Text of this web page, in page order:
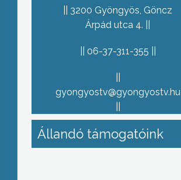
3200 Gyöngyös, Göncz
Árpád utca 4.
06-37-311-355
gyongyostv@gyongyostv.hu
Állandó támogatóink